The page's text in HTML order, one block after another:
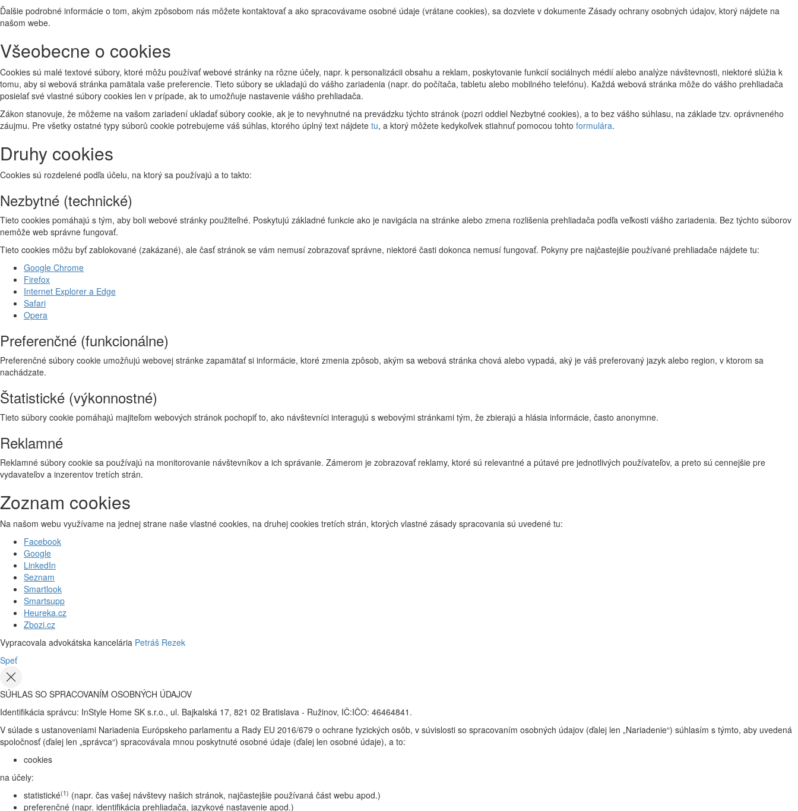
Ďalšie podrobné informácie o tom, akým zpôsobom nás môžete kontaktovať a ako spracovávame osobné údaje (vrátane cookies), sa dozviete v dokumente Zásady ochrany osobných údajov, ktorý nájdete na
našom webe.
Všeobecne o cookies
Cookies sú malé textové súbory, ktoré môžu používať webové stránky na rôzne účely, napr. k personalizácii obsahu a reklam, poskytovanie funkcií sociálnych médií alebo analýze návštevnosti, niektoré slúžia k
tomu, aby si webová stránka pamätala vaše preferencie. Tieto súbory se ukladajú do vášho zariadenia (napr. do počítača, tabletu alebo mobilného telefónu). Každá webová stránka môže do vášho prehliadača
posielať své vlastné súbory cookies len v prípade, ak to umožňuje nastavenie vášho prehliadača.
Zákon stanovuje, že môžeme na vašom zariadení ukladať súbory cookie, ak je to nevyhnutné na prevádzku týchto stránok (pozri oddiel Nezbytné cookies), a to bez vášho súhlasu, na základe tzv. oprávneného
záujmu. Pre všetky ostatné typy súborů cookie potrebujeme váš súhlas, ktorého úplný text nájdete tu, a ktorý môžete kedykoľvek stiahnuť pomocou tohto formulára.
Druhy cookies
Cookies sú rozdelené podľa účelu, na ktorý sa používajú a to takto:
Nezbytné (technické)
Tieto cookies pomáhajú s tým, aby boli webové stránky použiteľné. Poskytujú základné funkcie ako je navigácia na stránke alebo zmena rozlišenia prehliadača podľa veľkosti vášho zariadenia. Bez týchto súborov
nemôže web správne fungovať.
Tieto cookies môžu byť zablokované (zakázané), ale časť stránok se vám nemusí zobrazovať správne, niektoré časti dokonca nemusí fungovať. Pokyny pre najčastejšie používané prehliadače nájdete tu:
Google Chrome
Firefox
Internet Explorer a Edge
Safari
Opera
Preferenčné (funkcionálne)
Preferenčné súbory cookie umožňujú webovej stránke zapamätať si informácie, ktoré zmenia zpôsob, akým sa webová stránka chová alebo vypadá, aký je váš preferovaný jazyk alebo region, v ktorom sa
nachádzate.
Štatistické (výkonnostné)
Tieto súbory cookie pomáhajú majiteľom webových stránok pochopiť to, ako návštevníci interagujú s webovými stránkami tým, že zbierajú a hlásia informácie, často anonymne.
Reklamné
Reklamné súbory cookie sa používajú na monitorovanie návštevníkov a ich správanie. Zámerom je zobrazovať reklamy, ktoré sú relevantné a pútavé pre jednotlivých používateľov, a preto sú cennejšie pre
vydavateľov a inzerentov tretích strán.
Zoznam cookies
Na našom webu využívame na jednej strane naše vlastné cookies, na druhej cookies tretích strán, ktorých vlastné zásady spracovania sú uvedené tu:
Facebook
Google
LinkedIn
Seznam
Smartlook
Smartsupp
Heureka.cz
Zbozi.cz
Vypracovala advokátska kancelária Petráš Rezek
Speť
SÚHLAS SO SPRACOVANÍM OSOBNÝCH ÚDAJOV
Identifikácia správcu: InStyle Home SK s.r.o., ul. Bajkalská 17, 821 02 Bratislava - Ružinov, IČ:IČO: 46464841.
V súlade s ustanoveniami Nariadenia Európskeho parlamentu a Rady EU 2016/679 o ochrane fyzických osôb, v súvislosti so spracovaním osobných údajov (ďalej len „Nariadenie“) súhlasím s týmto, aby uvedená
spoločnosť (ďalej len „správca“) spracovávala mnou poskytnuté osobné údaje (ďalej len osobné údaje), a to:
cookies
na účely:
statistické(1) (napr. čas vašej návštevy našich stránok, najčastejšie používaná část webu apod.)
preferenčné (napr. identifikácia prehliadača, jazykové nastavenie apod.)